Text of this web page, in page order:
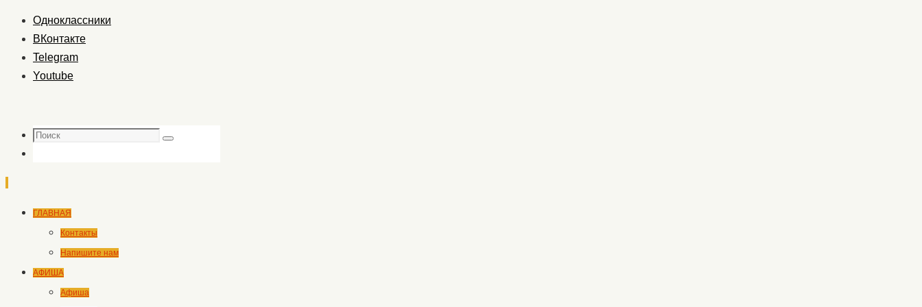
Одноклассники
ВКонтакте
Telegram
Youtube
Поиск
Поиск
Перейти
содержимому
ГЛАВНАЯ
Контакты
Напишите нам
АФИША
Афиша